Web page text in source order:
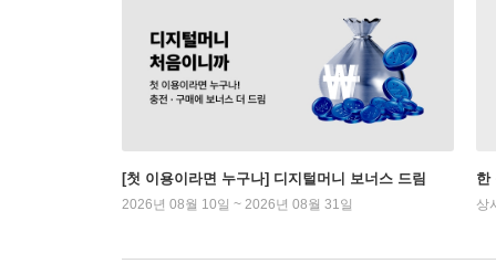
[첫 이용이라면 누구나] 디지털머니 보너스 드림
2026년 08월 10일 ~ 2026년 08월 31일
한
상